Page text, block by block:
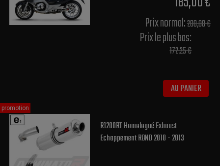
Prix normal​:200,00 €
Prix le plus bas:
172,25 €
AU PANIER
R1200RT Homologué Exhaust
Echappement ROND 2010 - 2013
promotion